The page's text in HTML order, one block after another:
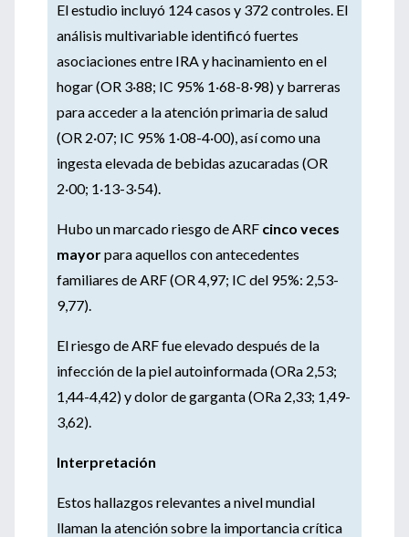
El estudio incluyó 124 casos y 372 controles. El
análisis multivariable identificó fuertes
asociaciones entre IRA y hacinamiento en el
hogar (OR 3·88; IC 95% 1·68-8·98) y barreras
para acceder a la atención primaria de salud
(OR 2·07; IC 95% 1·08-4·00), así como una
ingesta elevada de bebidas azucaradas (OR
2·00; 1·13-3·54).
Hubo un marcado riesgo de ARF cinco veces
mayorpara aquellos con antecedentes
familiares de ARF (OR 4,97; IC del 95%: 2,53-
9,77).
El riesgo de ARF fue elevado después de la
infección de la piel autoinformada (ORa 2,53;
1,44-4,42) y dolor de garganta (ORa 2,33; 1,49-
3,62).
Interpretación
Estos hallazgos relevantes a nivel mundial
llaman la atención sobre la importancia crítica